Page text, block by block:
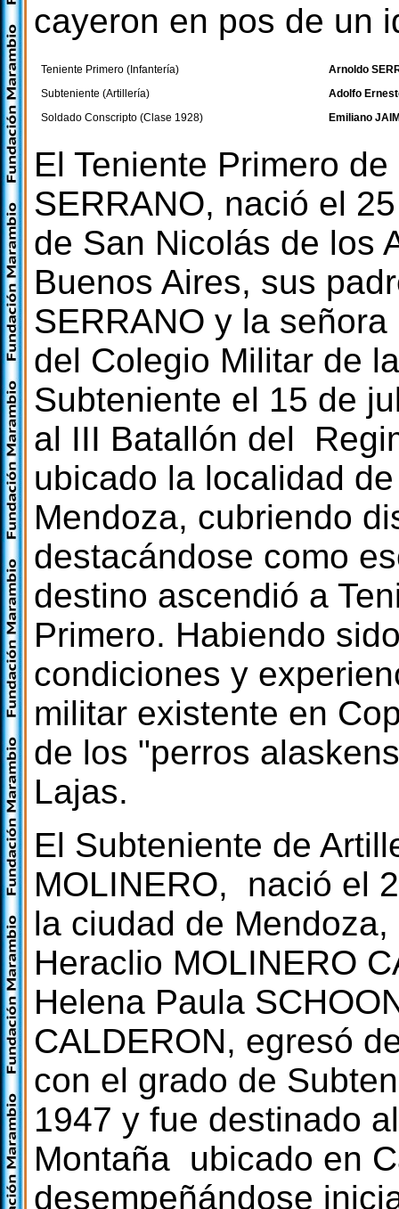
cayeron en pos de un
Teniente Primero (Infantería)
Arnoldo
Subteniente (Artillería)
Adolfo
Soldado Conscripto (Clase 1928)
Emiliano
El Teniente Primero
SERRANO, nació el
de San Nicolás de los
Buenos Aires, sus
SERRANO y la
del Colegio Militar de
Subteniente el 15 de
al III Batallón del
ubicado la localidad
Mendoza, cubriendo
destacándose como
destino ascendió a
Primero. Habiendo
condiciones y
militar existente en
de los "perros
Lajas.
El Subteniente de
MOLINERO, nació el
la ciudad de
Heraclio MOLINERO
Helena Paula
CALDERON, egresó
con el grado de
1947 y fue destinado
Montaña ubicado en
desempeñándose